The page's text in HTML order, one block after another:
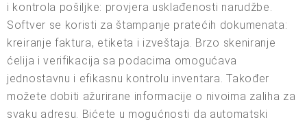
i kontrola pošiljke: provjera usklađenosti narudžbe.
Softver se koristi za štampanje pratećih dokumenata:
kreiranje faktura, etiketa i izveštaja. Brzo skeniranje
ćelija i verifikacija sa podacima omogućava
jednostavnu i efikasnu kontrolu inventara. Također
možete dobiti ažurirane informacije o nivoima zaliha za
svaku adresu. Bićete u mogućnosti da automatski